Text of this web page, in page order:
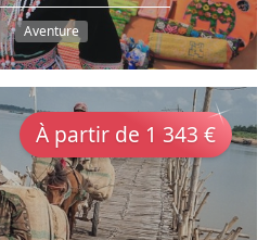
Aventure
À partir de 1 343 €